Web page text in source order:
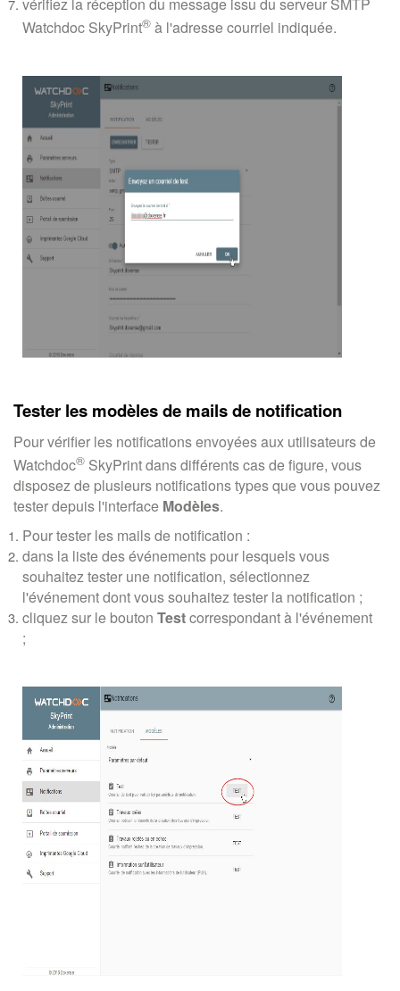
Watchdoc SkyPrint®à l'adresse courriel indiquée.
Tester les modèles de mails de notification
Pour vérifier les notifications envoyées aux utilisateurs de
Watchdoc®SkyPrint dans différents cas de figure, vous
disposez de plusieurs notifications types que vous pouvez
tester depuis l'interface Modèles.
Pour tester les mails de notification :
dans la liste des événements pour lesquels vous
souhaitez tester une notification, sélectionnez
l'événement dont vous souhaitez tester la notification ;
cliquez sur le bouton Testcorrespondant à l'événement
;